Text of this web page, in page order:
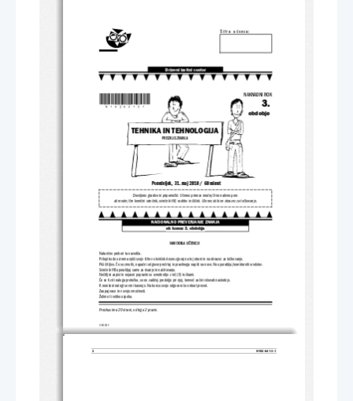
NAVODILA UČENCU
Natančno preberi ta navodila.
Prilepi kodo oziroma vpiši svojo šifro v okvirček desno zgoraj na tej strani in na obrazec za točkovanje.
Piši čitljivo. Če se zmotiš, napačni odgovor prečrtaj in pravilnega napiši na novo. Ne uporabljaj korekturnih sredstev.
Svinčnik HB uporabljaj samo za risanje in načrtovanje.
Nečitljivi zapisi in nejasni popravki se ovrednotijo z nič (0) točkami.
Če se ti zdi naloga pretežka, se ne zadržuj predolgo pri njej, temveč začni reševati naslednjo.
K nerešeni nalogi se vrni kasneje. Na koncu svoje odgovore še enkrat preveri.
Zaupaj vase in v svoje zmožnosti.
Želimo ti veliko uspeha.
Š i f r a    u č e n c a:
Dovoljeno gradivo in pripomočki: Učenec prinese modro/črno nalivno pero
ali moder/črn kemični svinčnik, svinčnik HB, radirko in šilček. Učenec dobi en obrazec za točkovanje.
Državni izpitni center
Preizkus ima 20 strani, od tega 2 prazni.
© RIC 2010
TEHNIKA IN TEHNOLOGIJA
PREIZKUS ZNANJA
NAKNADNI ROK
Ponedeljek, 31. maj 2010 / 60 minut
NACIONALNO PREVERJANJE ZNANJA
ob koncu 3. obdobja
3.
obdobje
2 N102-641-3-1